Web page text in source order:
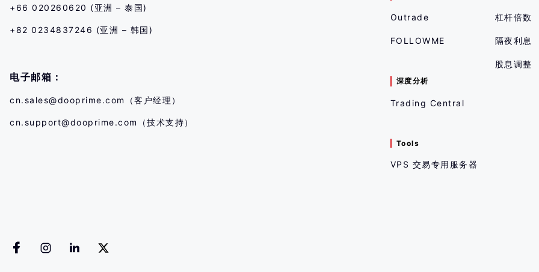
+66 020260620 (亚洲 – 泰国)
+82 0234837246 (亚洲 – 韩国)
电子邮箱：
cn.sales@dooprime.com （客户经理）
cn.support@dooprime.com （技术支持）
Outrade
FOLLOWME
深度分析
Trading Central
Tools
VPS 交易专用服务器
杠杆倍数
隔夜利息
股息调整